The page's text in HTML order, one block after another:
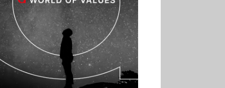
01.07
Cafom annonce
des résultats semestriels en
hausse, portés par le e-
commerce
30.06
La Sportiva affiche
une croissance solide en
2025